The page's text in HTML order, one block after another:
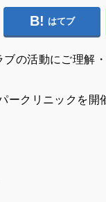
はてブ
の活動にご理解
クリニックを開